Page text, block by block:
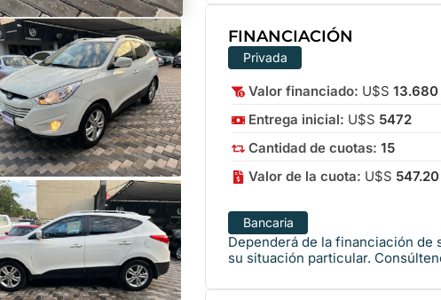
FINANCIACIÓN
Privada
Valor financiado: U$S 13.680
Entrega inicial: U$S 5472
Cantidad de cuotas: 15
Valor de la cuota: U$S 547.20
Bancaria
Dependerá de la financiación de
su situación particular.